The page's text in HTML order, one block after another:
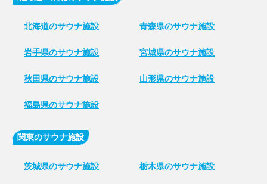
北海道のサウナ施設 青森県のサウナ施設
岩手県のサウナ施設 宮城県のサウナ施設
秋田県のサウナ施設 山形県のサウナ施設
福島県のサウナ施設
関東のサウナ施設
茨城県のサウナ施設 栃木県のサウナ施設